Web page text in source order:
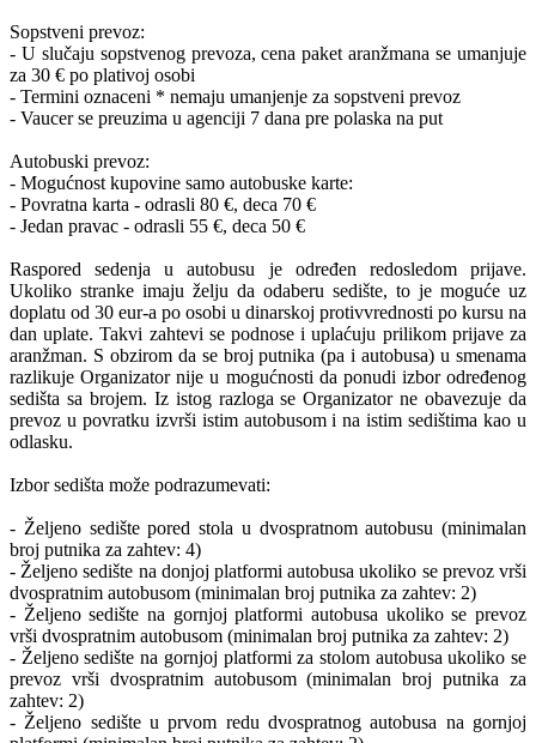
Sopstveni prevoz:
- U slučaju sopstvenog prevoza, cena paket aranžmana se umanjuje
za 30 € po plativoj osobi
- Termini oznaceni * nemaju umanjenje za sopstveni prevoz
- Vaucer se preuzima u agenciji 7 dana pre polaska na put
Autobuski prevoz:
- Mogućnost kupovine samo autobuske karte:
- Povratna karta - odrasli 80 €, deca 70 €
- Jedan pravac - odrasli 55 €, deca 50 €
Raspored sedenja u autobusu je određen redosledom prijave.
Ukoliko stranke imaju želju da odaberu sedište, to je moguće uz
doplatu od 30 eur-a po osobi u dinarskoj protivvrednosti po kursu na
dan uplate. Takvi zahtevi se podnose i uplaćuju prilikom prijave za
aranžman. S obzirom da se broj putnika (pa i autobusa) u smenama
razlikuje Organizator nije u mogućnosti da ponudi izbor određenog
sedišta sa brojem. Iz istog razloga se Organizator ne obavezuje da
prevoz u povratku izvrši istim autobusom i na istim sedištima kao u
odlasku.
Izbor sedišta može podrazumevati:
- Željeno sedište pored stola u dvospratnom autobusu (minimalan
broj putnika za zahtev: 4)
- Željeno sedište na donjoj platformi autobusa ukoliko se prevoz vrši
dvospratnim autobusom (minimalan broj putnika za zahtev: 2)
- Željeno sedište na gornjoj platformi autobusa ukoliko se prevoz
vrši dvospratnim autobusom (minimalan broj putnika za zahtev: 2)
- Željeno sedište na gornjoj platformi za stolom autobusa ukoliko se
prevoz vrši dvospratnim autobusom (minimalan broj putnika za
zahtev: 2)
- Željeno sedište u prvom redu dvospratnog autobusa na gornjoj